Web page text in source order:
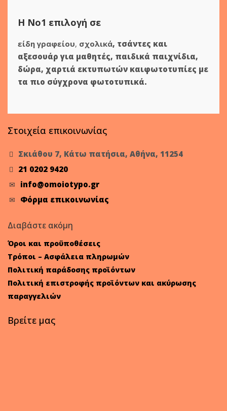
Η Νο1 επιλογή σε
είδη γραφείου, σχολικά, τσάντες και
αξεσουάρ για μαθητές, παιδικά παιχνίδια,
δώρα, χαρτιά εκτυπωτών καιφωτοτυπίες με
τα πιο σύγχρονα φωτοτυπικά.
Στοιχεία επικοινωνίας
Σκιάθου 7, Κάτω πατήσια, Αθήνα, 11254
21 0202 9420
info@omoiotypo.gr
Φόρμα επικοινωνίας
Διαβάστε ακόμη
Όροι και προϋποθέσεις
Τρόποι – Ασφάλεια πληρωμών
Πολιτική παράδοσης προϊόντων
Πολιτική επιστροφής προϊόντων και ακύρωσης
παραγγελιών
Βρείτε μας